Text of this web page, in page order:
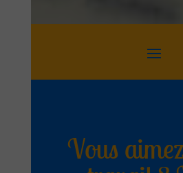
Vous